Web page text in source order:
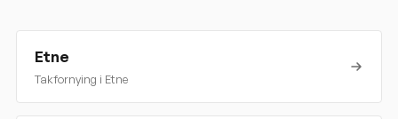
Etne
Takfornying i Etne